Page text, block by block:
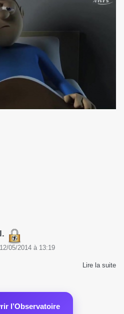
12/05/2014 à 13:19
Lire la suite
l’Observatoire